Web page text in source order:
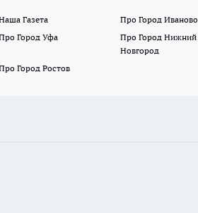
Газета
Про Город Иваново
Город Уфа
Про Город Нижний
Новгород
Город Ростов